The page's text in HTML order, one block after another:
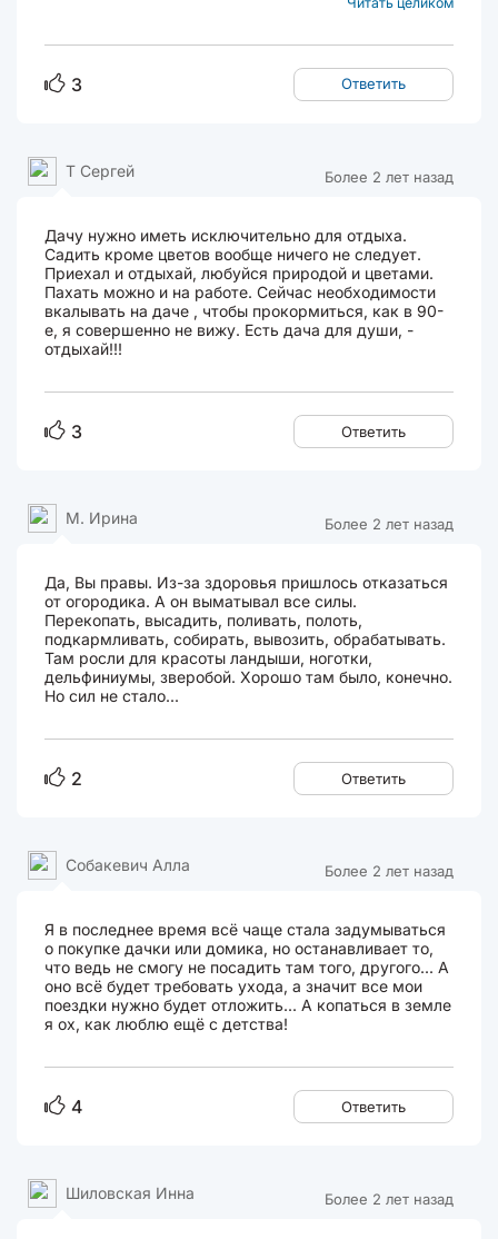
сама сеется, многолетник самый
простой (мама его называет - царские
кудри)...
3 Ответить
Более 2 лет назад
Т Сергей
Дачу нужно иметь исключительно для отдыха.
Садить кроме цветов вообще ничего не следует.
Приехал и отдыхай, любуйся природой и цветами.
Пахать можно и на работе. Сейчас необходимости
вкалывать на даче , чтобы прокормиться, как в 90-
е, я совершенно не вижу. Есть дача для души, -
отдыхай!!!
3 Ответить
Более 2 лет назад
М. Ирина
Да, Вы правы. Из-за здоровья пришлось отказаться
от огородика. А он выматывал все силы.
Перекопать, высадить, поливать, полоть,
подкармливать, собирать, вывозить, обрабатывать.
Там росли для красоты ландыши, ноготки,
дельфиниумы, зверобой. Хорошо там было, конечно.
Но сил не стало...
2 Ответить
Более 2 лет назад
Собакевич Алла
Я в последнее время всё чаще стала задумываться
о покупке дачки или домика, но останавливает то,
что ведь не смогу не посадить там того, другого... А
оно всё будет требовать ухода, а значит все мои
поездки нужно будет отложить... А копаться в земле
я ох, как люблю ещё с детства!
4 Ответить
Более 2 лет назад
Шиловская Инна